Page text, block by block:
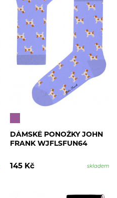
DÁMSKÉ PONOŽKY JOHN
FRANK WJFLSFUN64
145 Kč skladem